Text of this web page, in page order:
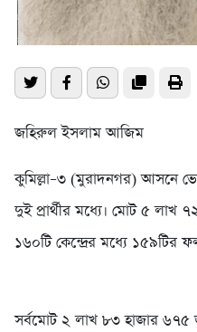
জহিরুল ইসলাম আজিম
কুমিল্লা–৩ (মুরাদনগর) আসনে
দুই প্রার্থীর মধ্যে। মোট ৫
১৬০টি কেন্দ্রের মধ্যে ১৫৯টির
সর্বমোট ২ লাখ ৮৩ হাজার